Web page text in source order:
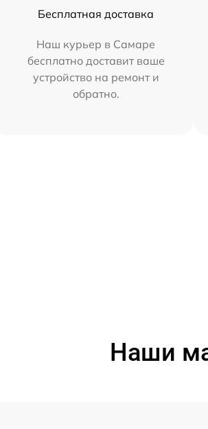
Бесплатная доставка
Наш курьер в Самаре
бесплатно доставит ваше
устройство на ремонт и
обратно.
Наши